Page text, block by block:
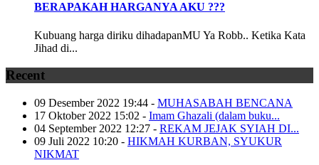
BERAPAKAH HARGANYA AKU ???
Kubuang harga diriku dihadapanMU Ya Robb.. Ketika Kata
Jihad di...
Recent
09 Desember 2022 19:44 - MUHASABAH BENCANA
17 Oktober 2022 15:02 - Imam Ghazali (dalam buku...
04 September 2022 12:27 - REKAM JEJAK SYIAH DI...
09 Juli 2022 10:20 - HIKMAH KURBAN, SYUKUR
NIKMAT